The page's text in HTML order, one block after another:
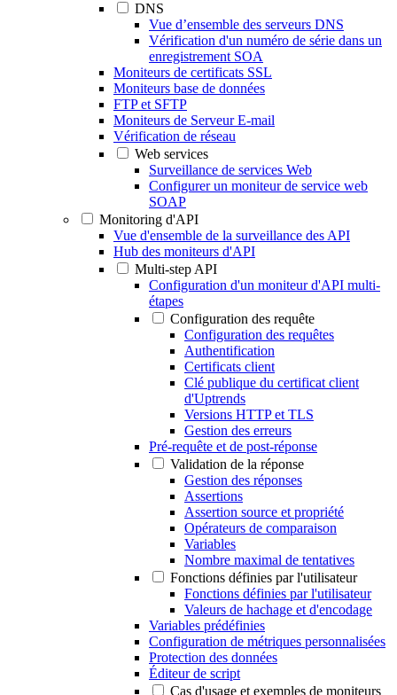
DNS
Vue d’ensemble des serveurs DNS
Vérification d'un numéro de série dans un
enregistrement SOA
Moniteurs de certificats SSL
Moniteurs base de données
FTP et SFTP
Moniteurs de Serveur E-mail
Vérification de réseau
Web services
Surveillance de services Web
Configurer un moniteur de service web
SOAP
Monitoring d'API
Vue d'ensemble de la surveillance des API
Hub des moniteurs d'API
Multi-step API
Configuration d'un moniteur d'API multi-
étapes
Configuration des requête
Configuration des requêtes
Authentification
Certificats client
Clé publique du certificat client
d'Uptrends
Versions HTTP et TLS
Gestion des erreurs
Pré-requête et de post-réponse
Validation de la réponse
Gestion des réponses
Assertions
Assertion source et propriété
Opérateurs de comparaison
Variables
Nombre maximal de tentatives
Fonctions définies par l'utilisateur
Fonctions définies par l'utilisateur
Valeurs de hachage et d'encodage
Variables prédéfinies
Configuration de métriques personnalisées
Protection des données
Éditeur de script
Cas d'usage et exemples de moniteurs